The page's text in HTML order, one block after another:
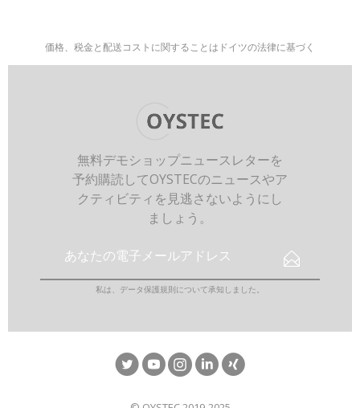
価格、税金と配送コストに関することはドイツの法律に基づく
無料デモショップニュースレターを
予約購読してOYSTECのニュースやア
クティビティを見逃さないようにし
ましょう。
私は、 データ保護規則について承知しました。